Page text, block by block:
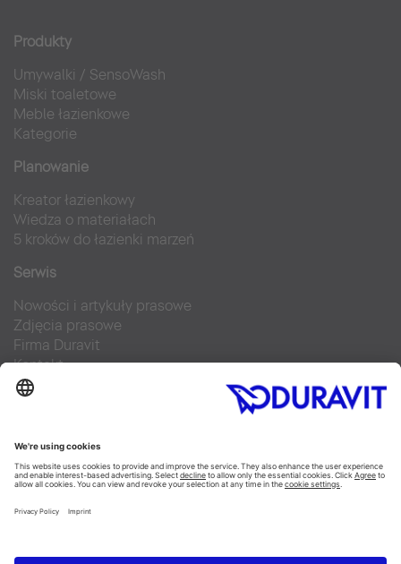
Produkty
Umywalki / SensoWash
Miski toaletowe
Meble łazienkowe
Kategorie
Planowanie
Kreator łazienkowy
Wiedza o materiałach
5 kroków do łazienki marzeń
Serwis
Nowości i artykuły prasowe
Zdjęcia prasowe
Firma Duravit
Kontakt
Najczęściej zadawane pytania
Facebook
Instagram
Pinterest
Blog
Flickr